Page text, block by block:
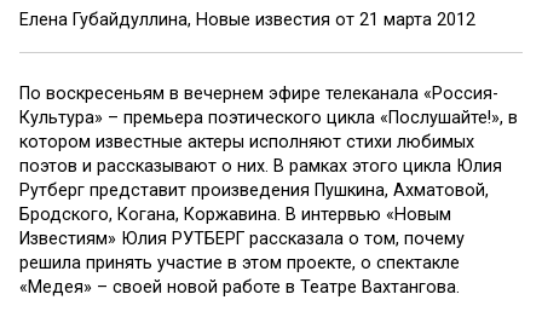
Елена Губайдуллина, Новые известия от 21 марта 2012
По воскресеньям в вечернем эфире телеканала «Россия-
Культура» – премьера поэтического цикла «Послушайте!», в
котором известные актеры исполняют стихи любимых
поэтов и рассказывают о них. В рамках этого цикла Юлия
Рутберг представит произведения Пушкина, Ахматовой,
Бродского, Когана, Коржавина. В интервью «Новым
Известиям» Юлия РУТБЕРГ рассказала о том, почему
решила принять участие в этом проекте, о спектакле
«Медея» – своей новой работе в Театре Вахтангова.